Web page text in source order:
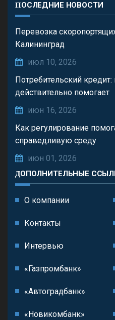
ПОСЛЕДНИЕ НОВОСТИ
Перевозка
Калининград
июл 10, 2026
Потребительский кредит:
действительно помогает
июн 16, 2026
Как регулирование
справедливую среду
июн 01, 2026
ДОПОЛНИТЕЛЬНЫЕ
О компании
Контакты
Интервью
«Газпромбанк»
«Автоградбанк»
«Новикомбанк»